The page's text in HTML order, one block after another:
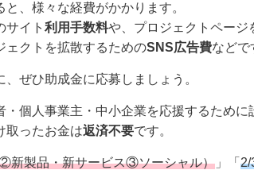
、様々な経費がかかります。
サイト 利用手数料や、プロジェクトページ
ェクトを拡散するためのSNS広告費などで
ぜひ助成金に応募しましょう。
個人事業主・中小企業を応援するために
取ったお金は返済不要です。
新製品・新サービス③ソーシャル） 」「 2/